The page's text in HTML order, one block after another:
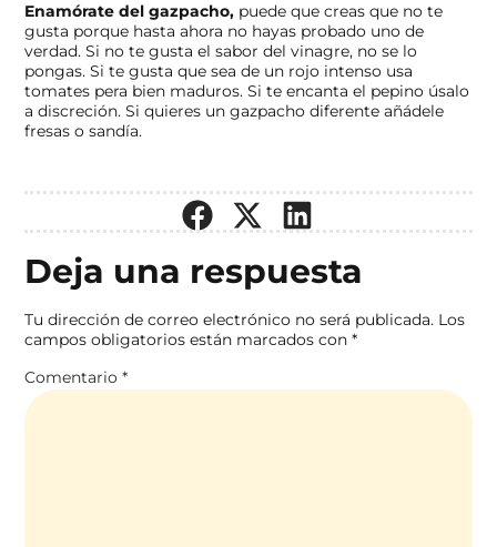
Enamórate del gazpacho, puede que creas que no te
gusta porque hasta ahora no hayas probado uno de
verdad. Si no te gusta el sabor del vinagre, no se lo
pongas. Si te gusta que sea de un rojo intenso usa
tomates pera bien maduros. Si te encanta el pepino úsalo
a discreción. Si quieres un gazpacho diferente añádele
fresas o sandía.
Deja una respuesta
Tu dirección de correo electrónico no será publicada. Los
campos obligatorios están marcados con*
Comentario*